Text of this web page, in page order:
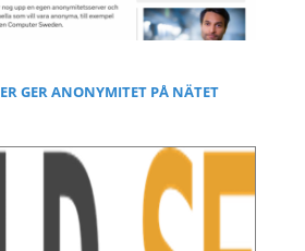
GER ANONYMITET PÅ NÄTET